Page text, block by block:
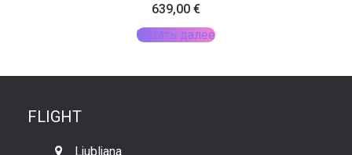
639,00 €
Читать далее
FLIGHT
Ljubljana